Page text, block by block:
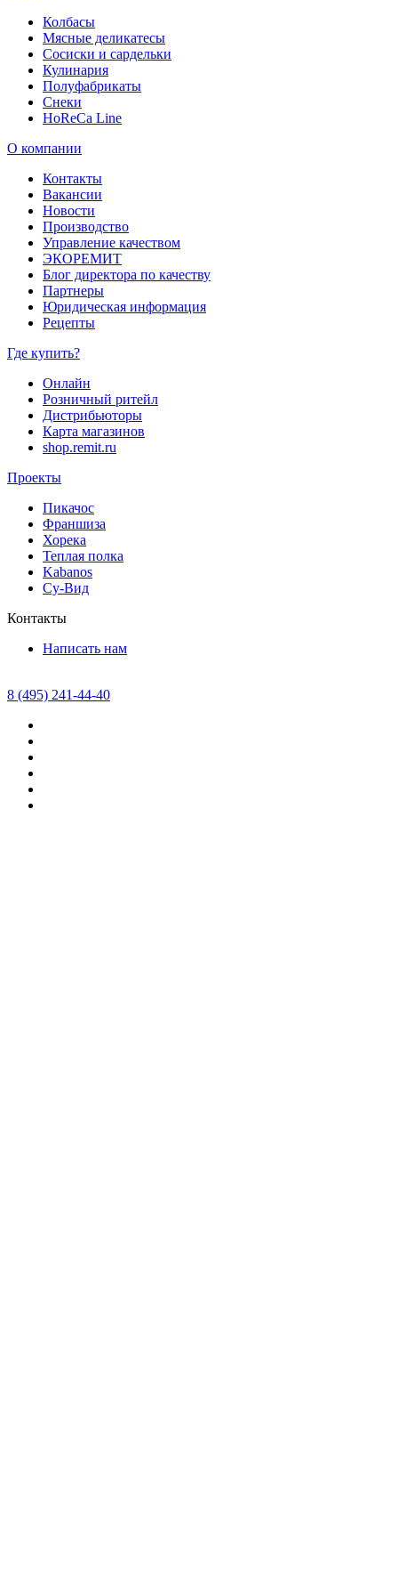
Колбасы
Мясные деликатесы
Сосиски и сардельки
Кулинария
Полуфабрикаты
Снеки
HoReCa Line
О компании
Контакты
Вакансии
Новости
Производство
Управление качеством
ЭКОРЕМИТ
Блог директора по качеству
Партнеры
Юридическая информация
Рецепты
Где купить?
Онлайн
Розничный ритейл
Дистрибьюторы
Карта магазинов
shop.remit.ru
Проекты
Пикачос
Франшиза
Хорека
Теплая полка
Kabanos
Су-Вид
Контакты
Написать нам
8 (495) 241-44-40